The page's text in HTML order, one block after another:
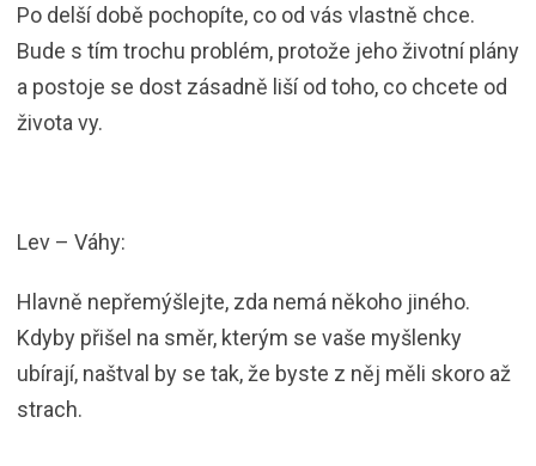
Po delší době pochopíte, co od vás vlastně chce.
Bude s tím trochu problém, protože jeho životní plány
a postoje se dost zásadně liší od toho, co chcete od
života vy.
Lev – Váhy:
Hlavně nepřemýšlejte, zda nemá někoho jiného.
Kdyby přišel na směr, kterým se vaše myšlenky
ubírají, naštval by se tak, že byste z něj měli skoro až
strach.